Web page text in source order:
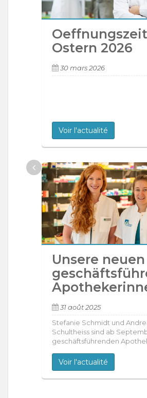
Ostern 2026
30 mars 2026
Voir l'actualité
Unsere neuen
31 août 2025
Stefanie Schmidt und
Schultheiss sind ab
geschäftsführenden
Voir l'actualité